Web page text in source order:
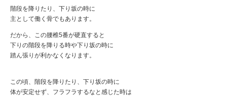
階段を降りたり、下り坂の時に
主として働く骨でもあります。
だから、この腰椎5番が硬直すると
下りの階段を降りる時や下り坂の時に
踏ん張りが利かなくなります。
この頃、階段を降りたり、下り坂の時に
体が安定せず、フラフラするなと感じた時は